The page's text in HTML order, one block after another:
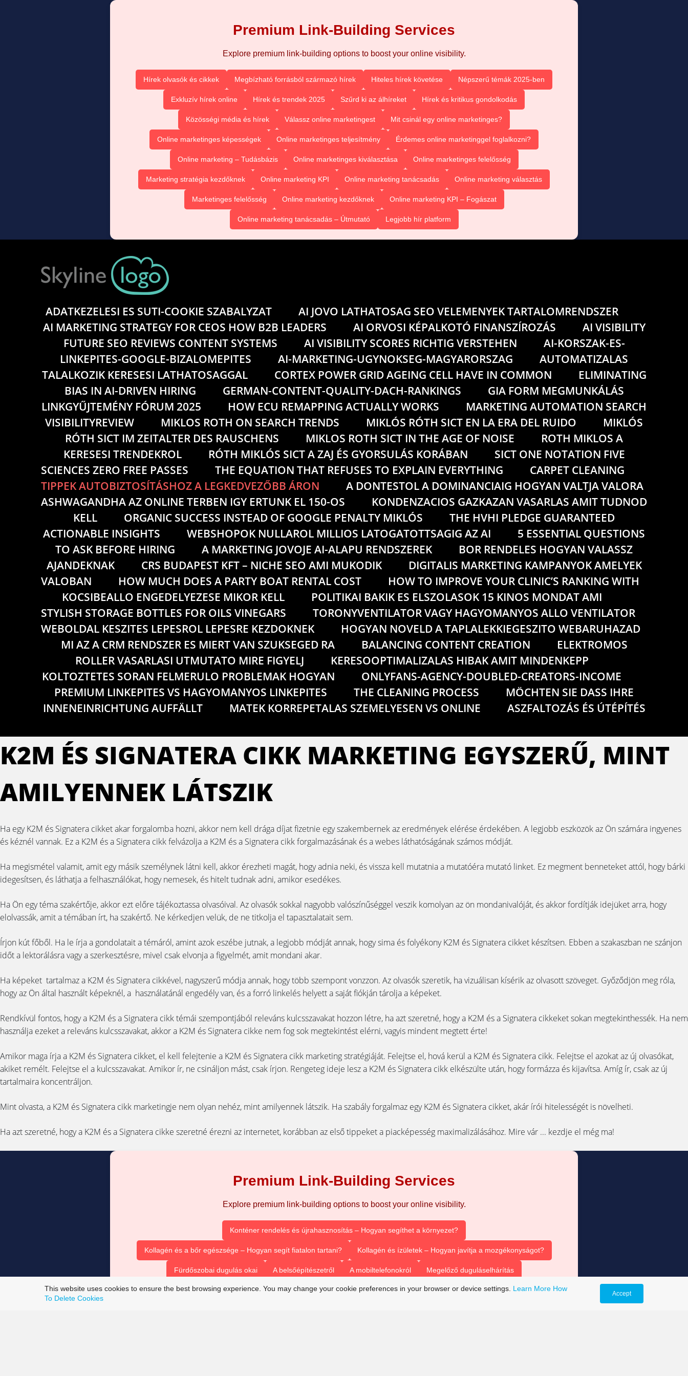
Premium Link-Building Services
Explore premium link-building options to boost your online visibility.
Hírek olvasók és cikkek Megbízható forrásból származó hírek Hiteles hírek követése Népszerű témák 2025-ben
Exkluzív hírek online Hírek és trendek 2025 Szűrd ki az álhíreket Hírek és kritikus gondolkodás
Közösségi média és hírek Válassz online marketingest Mit csinál egy online marketinges?
Online marketinges képességek Online marketinges teljesítmény Érdemes online marketinggel foglalkozni?
Online marketing – Tudásbázis Online marketinges kiválasztása Online marketinges felelősség
Marketing stratégia kezdőknek Online marketing KPI Online marketing tanácsadás Online marketing választás
Marketinges felelősség Online marketing kezdőknek Online marketing KPI – Fogászat
Online marketing tanácsadás – Útmutató Legjobb hír platform
ADATKEZELESI ES SUTI-COOKIE SZABALYZAT
AI JOVO LATHATOSAG SEO VELEMENYEK TARTALOMRENDSZER
AI MARKETING STRATEGY FOR CEOS HOW B2B LEADERS
AI ORVOSI KÉPALKOTÓ FINANSZÍROZÁS
AI VISIBILITY
FUTURE SEO REVIEWS CONTENT SYSTEMS
AI VISIBILITY SCORES RICHTIG VERSTEHEN
AI-KORSZAK-ES-
LINKEPITES-GOOGLE-BIZALOMEPITES
AI-MARKETING-UGYNOKSEG-MAGYARORSZAG
AUTOMATIZALAS
TALALKOZIK KERESESI LATHATOSAGGAL
CORTEX POWER GRID AGEING CELL HAVE IN COMMON
ELIMINATING
BIAS IN AI-DRIVEN HIRING
GERMAN-CONTENT-QUALITY-DACH-RANKINGS
GIA FORM MEGMUNKÁLÁS
LINKGYŰJTEMÉNY FÓRUM 2025
HOW ECU REMAPPING ACTUALLY WORKS
MARKETING AUTOMATION SEARCH
VISIBILITYREVIEW
MIKLOS ROTH ON SEARCH TRENDS MIKLÓS RÓTH SICT EN LA ERA DEL RUIDO
MIKLÓS
RÓTH SICT IM ZEITALTER DES RAUSCHENS
MIKLOS ROTH SICT IN THE AGE OF NOISE
ROTH MIKLOS A
KERESESI TRENDEKROL
RÓTH MIKLÓS SICT A ZAJ ÉS GYORSULÁS KORÁBAN
SICT ONE NOTATION FIVE
SCIENCES ZERO FREE PASSES
THE EQUATION THAT REFUSES TO EXPLAIN EVERYTHING
CARPET CLEANING
TIPPEK AUTOBIZTOSÍTÁSHOZ A LEGKEDVEZŐBB ÁRON
A DONTESTOL A DOMINANCIAIG HOGYAN VALTJA VALORA
ASHWAGANDHA AZ ONLINE TERBEN IGY ERTUNK EL 150-OS
KONDENZACIOS GAZKAZAN VASARLAS AMIT TUDNOD
KELL
ORGANIC SUCCESS INSTEAD OF GOOGLE PENALTY MIKLÓS
THE HVHI PLEDGE GUARANTEED
ACTIONABLE INSIGHTS
WEBSHOPOK NULLAROL MILLIOS LATOGATOTTSAGIG AZ AI
5 ESSENTIAL QUESTIONS
TO ASK BEFORE HIRING
A MARKETING JOVOJE AI-ALAPU RENDSZEREK
BOR RENDELES HOGYAN VALASSZ
AJANDEKNAK
CRS BUDAPEST KFT – NICHE SEO AMI MUKODIK
DIGITALIS MARKETING KAMPANYOK AMELYEK
VALOBAN
HOW MUCH DOES A PARTY BOAT RENTAL COST
HOW TO IMPROVE YOUR CLINIC’S RANKING WITH
KOCSIBEALLO ENGEDELYEZESE MIKOR KELL
POLITIKAI BAKIK ES ELSZOLASOK 15 KINOS MONDAT AMI
STYLISH STORAGE BOTTLES FOR OILS VINEGARS
TORONYVENTILATOR VAGY HAGYOMANYOS ALLO VENTILATOR
WEBOLDAL KESZITES LEPESROL LEPESRE KEZDOKNEK
HOGYAN NOVELD A TAPLALEKKIEGESZITO WEBARUHAZAD
MI AZ A CRM RENDSZER ES MIERT VAN SZUKSEGED RA
BALANCING CONTENT CREATION
ELEKTROMOS
ROLLER VASARLASI UTMUTATO MIRE FIGYELJ
KERESOOPTIMALIZALAS HIBAK AMIT MINDENKEPP
KOLTOZTETES SORAN FELMERULO PROBLEMAK HOGYAN
ONLYFANS-AGENCY-DOUBLED-CREATORS-INCOME
PREMIUM LINKEPITES VS HAGYOMANYOS LINKEPITES
THE CLEANING PROCESS
MÖCHTEN SIE DASS IHRE
INNENEINRICHTUNG AUFFÄLLT
MATEK KORREPETALAS SZEMELYESEN VS ONLINE ASZFALTOZÁS ÉS ÚTÉPÍTÉS
K2M ÉS SIGNATERA CIKK MARKETING EGYSZERŰ, MINT
AMILYENNEK LÁTSZIK
Ha egy K2M és Signatera cikket akar forgalomba hozni, akkor nem kell drága díjat fizetnie egy szakembernek az eredmények elérése érdekében. A legjobb eszközök az Ön számára ingyenes
és kéznél vannak. Ez a K2M és a Signatera cikk felvázolja a K2M és a Signatera cikk forgalmazásának és a webes láthatóságának számos módját.
Ha megismétel valamit, amit egy másik személynek látni kell, akkor érezheti magát, hogy adnia neki, és vissza kell mutatnia a mutatóéra mutató linket. Ez megment benneteket attól, hogy bárki
idegesítsen, és láthatja a felhasználókat, hogy nemesek, és hitelt tudnak adni, amikor esedékes.
Ha Ön egy téma szakértője, akkor ezt előre tájékoztassa olvasóival. Az olvasók sokkal nagyobb valószínűséggel veszik komolyan az ön mondanivalóját, és akkor fordítják idejüket arra, hogy
elolvassák, amit a témában írt, ha szakértő. Ne kérkedjen velük, de ne titkolja el tapasztalatait sem.
Írjon kút főből. Ha le írja a gondolatait a témáról, amint azok eszébe jutnak, a legjobb módját annak, hogy sima és folyékony K2M és Signatera cikket készítsen. Ebben a szakaszban ne szánjon
időt a lektorálásra vagy a szerkesztésre, mivel csak elvonja a figyelmét, amit mondani akar.
Ha képeket tartalmaz a K2M és Signatera cikkével, nagyszerű módja annak, hogy több szempont vonzzon. Az olvasók szeretik, ha vizuálisan kísérik az olvasott szöveget. Győződjön meg róla,
hogy az Ön által használt képeknél, a használatánál engedély van, és a forró linkelés helyett a saját fiókján tárolja a képeket.
Rendkívül fontos, hogy a K2M és a Signatera cikk témái szempontjából releváns kulcsszavakat hozzon létre, ha azt szeretné, hogy a K2M és a Signatera cikkeket sokan megtekinthessék. Ha nem
használja ezeket a releváns kulcsszavakat, akkor a K2M és Signatera cikke nem fog sok megtekintést elérni, vagyis mindent megtett érte!
Amikor maga írja a K2M és Signatera cikket, el kell felejtenie a K2M és Signatera cikk marketing stratégiáját. Felejtse el, hová kerül a K2M és Signatera cikk. Felejtse el azokat az új olvasókat,
akiket remélt. Felejtse el a kulcsszavakat. Amikor ír, ne csináljon mást, csak írjon. Rengeteg ideje lesz a K2M és Signatera cikk elkészülte után, hogy formázza és kijavítsa. Amíg ír, csak az új
tartalmaira koncentráljon.
Mint olvasta, a K2M és Signatera cikk marketingje nem olyan nehéz, mint amilyennek látszik. Ha szabály forgalmaz egy K2M és Signatera cikket, akár írói hitelességét is növelheti.
Ha azt szeretné, hogy a K2M és a Signatera cikke szeretné érezni az internetet, korábban az első tippeket a piacképesség maximalizálásához. Mire vár ... kezdje el még ma!
Premium Link-Building Services
Explore premium link-building options to boost your online visibility.
Konténer rendelés és újrahasznosítás – Hogyan segíthet a környezet?
Kollagén és a bőr egészsége – Hogyan segít fiatalon tartani? Kollagén és ízületek – Hogyan javítja a mozgékonyságot?
Fürdőszobai dugulás okai A belsőépítészetről A mobiltelefonokról Megelőző duguláselhárítás
Vízsugaras duguláselhárítás Duguláselhárítás természetes módon
This website uses cookies to ensure the best browsing experience. You may change your cookie preferences in your browser or device settings. Learn More How
To Delete Cookies
Accept